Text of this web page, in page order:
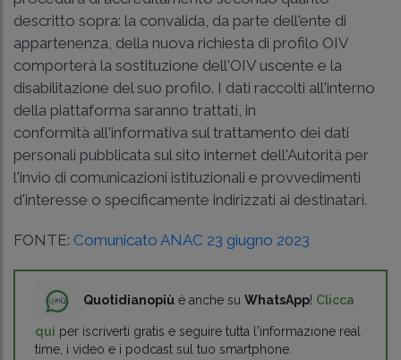
descritto sopra: la convalida, da parte dell'ente di
appartenenza, della nuova richiesta di profilo OIV
comporterà la sostituzione dell'OIV uscente e la
disabilitazione del suo profilo. I dati raccolti all'interno
della piattaforma saranno trattati, in
conformità all'informativa sul trattamento dei dati
personali pubblicata sul sito internet dell'Autorità per
l'invio di comunicazioni istituzionali e provvedimenti
d'interesse o specificamente indirizzati ai destinatari.
FONTE: Comunicato ANAC 23 giugno 2023
Quotidianopiù è anche su WhatsApp! Clicca
qui per iscriverti gratis e seguire tutta l'informazione real
time, i video e i podcast sul tuo smartphone.